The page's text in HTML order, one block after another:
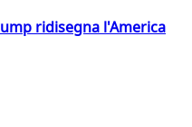
ridisegna l'America